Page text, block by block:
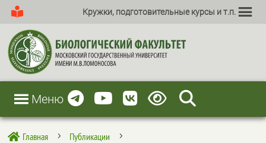
Кружки, подготовительные курсы и т.п.
Меню
 Главная 5 Публикации 5